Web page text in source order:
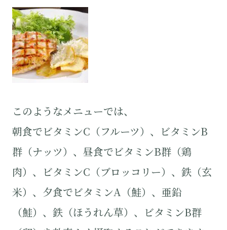
このようなメニューでは、
朝食でビタミンC（フルーツ）、ビタミンB
群（ナッツ）、昼食でビタミンB群（鶏
肉）、ビタミンC（ブロッコリー）、鉄（玄
米）、夕食でビタミンA（鮭）、亜鉛
（鮭）、鉄（ほうれん草）、ビタミンB群